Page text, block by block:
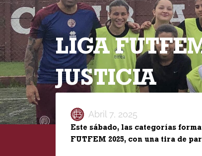
LIGA
JUSTICIA
Abril 7, 2025
Este sábado, las categorías
FUTFEM 2025, con una tira de